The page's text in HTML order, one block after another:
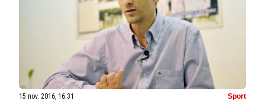
15 nov. 2016, 16:31 Sport